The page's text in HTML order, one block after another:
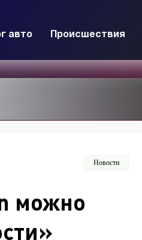
авто Происшествия
Новости
можно